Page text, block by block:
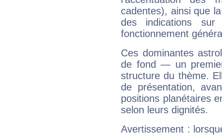
cadentes), ainsi que
des indications sur
fonctionnement
Ces dominantes
de fond — un
structure du thème.
de présentation,
positions planétaires
selon leurs dignités.
Avertissement :